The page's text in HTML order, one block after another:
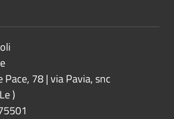
78 | via Pavia, snc
Le)